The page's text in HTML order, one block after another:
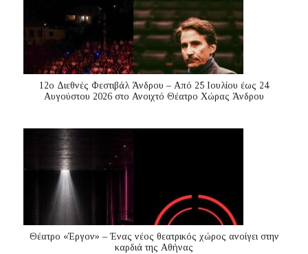
12ο Διεθνές Φεστιβάλ Άνδρου – Από 25 Ιουλίου έως 24
Αυγούστου 2026 στο Ανοιχτό Θέατρο Χώρας Άνδρου
Θέατρο «Έργον» – Ένας νέος θεατρικός χώρος ανοίγει στην
καρδιά της Αθήνας